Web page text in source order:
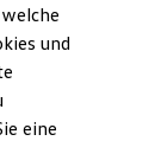
und
eine